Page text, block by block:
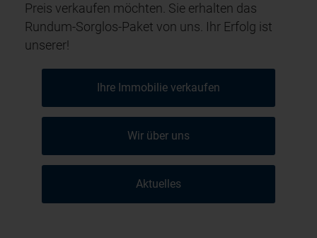
Preis verkaufen möchten. Sie erhalten das
Rundum-Sorglos-Paket von uns. Ihr Erfolg ist
unserer!
Ihre Immobilie verkaufen
Wir über uns
Aktuelles